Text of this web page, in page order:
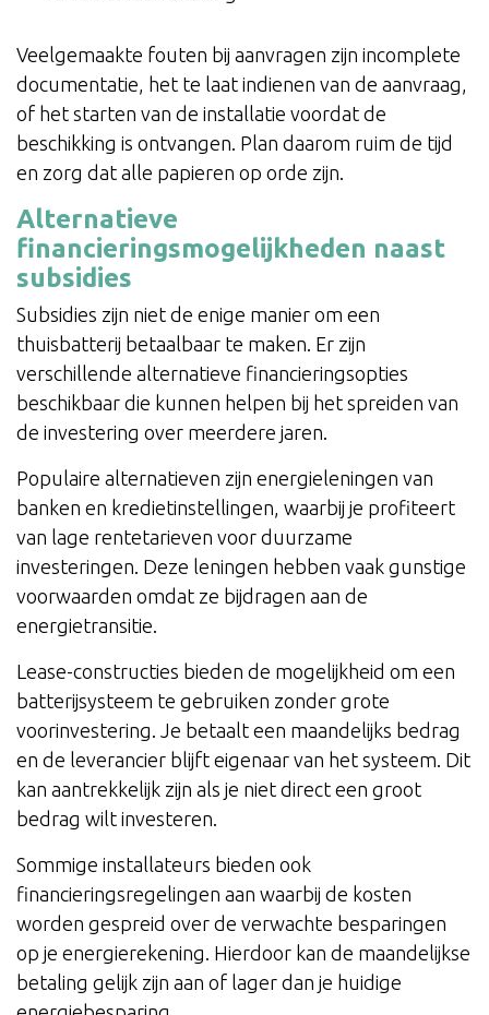
Veelgemaakte fouten bij aanvragen zijn incomplete
documentatie, het te laat indienen van de aanvraag,
of het starten van de installatie voordat de
beschikking is ontvangen. Plan daarom ruim de tijd
en zorg dat alle papieren op orde zijn.
Alternatieve
financieringsmogelijkheden naast
subsidies
Subsidies zijn niet de enige manier om een
thuisbatterij betaalbaar te maken. Er zijn
verschillende alternatieve financieringsopties
beschikbaar die kunnen helpen bij het spreiden van
de investering over meerdere jaren.
Populaire alternatieven zijn energieleningen van
banken en kredietinstellingen, waarbij je profiteert
van lage rentetarieven voor duurzame
investeringen. Deze leningen hebben vaak gunstige
voorwaarden omdat ze bijdragen aan de
energietransitie.
Lease-constructies bieden de mogelijkheid om een
batterijsysteem te gebruiken zonder grote
voorinvestering. Je betaalt een maandelijks bedrag
en de leverancier blijft eigenaar van het systeem. Dit
kan aantrekkelijk zijn als je niet direct een groot
bedrag wilt investeren.
Sommige installateurs bieden ook
financieringsregelingen aan waarbij de kosten
worden gespreid over de verwachte besparingen
op je energierekening. Hierdoor kan de maandelijkse
betaling gelijk zijn aan of lager dan je huidige